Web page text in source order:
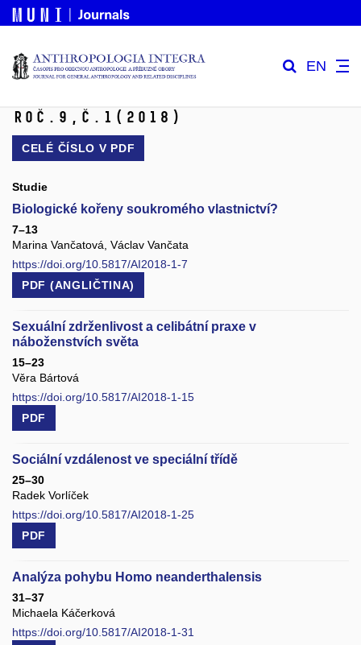
EN
Roč.9, č.1 (2018)
CELÉ ČÍSLO V PDF
Studie
Biologické kořeny soukromého vlastnictví?
7–13
Marina Vančatová, Václav Vančata
https://doi.org/10.5817/AI2018-1-7
PDF (ANGLIČTINA)
Sexuální zdrženlivost a celibátní praxe v
náboženstvích světa
15–23
Věra Bártová
https://doi.org/10.5817/AI2018-1-15
PDF
Sociální vzdálenost ve speciální třídě
25–30
Radek Vorlíček
https://doi.org/10.5817/AI2018-1-25
PDF
Analýza pohybu Homo neanderthalensis
31–37
Michaela Káčerková
https://doi.org/10.5817/AI2018-1-31